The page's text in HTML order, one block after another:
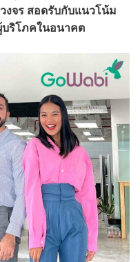
งจร สอดรับกับแนวโน้ม
ริโภคในอนาคต